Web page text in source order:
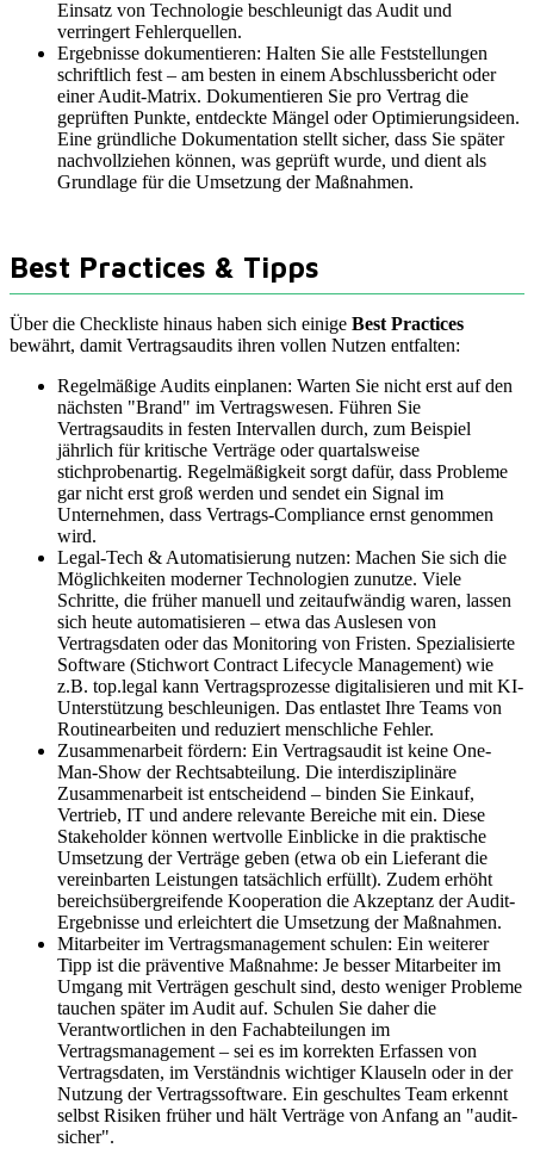
Einsatz von Technologie beschleunigt das Audit und
verringert Fehlerquellen.
Ergebnisse dokumentieren: Halten Sie alle Feststellungen
schriftlich fest – am besten in einem Abschlussbericht oder
einer Audit-Matrix. Dokumentieren Sie pro Vertrag die
geprüften Punkte, entdeckte Mängel oder Optimierungsideen.
Eine gründliche Dokumentation stellt sicher, dass Sie später
nachvollziehen können, was geprüft wurde, und dient als
Grundlage für die Umsetzung der Maßnahmen.
Best Practices & Tipps
Über die Checkliste hinaus haben sich einige Best Practices
bewährt, damit Vertragsaudits ihren vollen Nutzen entfalten:
Regelmäßige Audits einplanen: Warten Sie nicht erst auf den
nächsten "Brand" im Vertragswesen. Führen Sie
Vertragsaudits in festen Intervallen durch, zum Beispiel
jährlich für kritische Verträge oder quartalsweise
stichprobenartig. Regelmäßigkeit sorgt dafür, dass Probleme
gar nicht erst groß werden und sendet ein Signal im
Unternehmen, dass Vertrags-Compliance ernst genommen
wird.
Legal-Tech & Automatisierung nutzen: Machen Sie sich die
Möglichkeiten moderner Technologien zunutze. Viele
Schritte, die früher manuell und zeitaufwändig waren, lassen
sich heute automatisieren – etwa das Auslesen von
Vertragsdaten oder das Monitoring von Fristen. Spezialisierte
Software (Stichwort Contract Lifecycle Management) wie
z.B. top.legal kann Vertragsprozesse digitalisieren und mit KI-
Unterstützung beschleunigen. Das entlastet Ihre Teams von
Routinearbeiten und reduziert menschliche Fehler.
Zusammenarbeit fördern: Ein Vertragsaudit ist keine One-
Man-Show der Rechtsabteilung. Die interdisziplinäre
Zusammenarbeit ist entscheidend – binden Sie Einkauf,
Vertrieb, IT und andere relevante Bereiche mit ein. Diese
Stakeholder können wertvolle Einblicke in die praktische
Umsetzung der Verträge geben (etwa ob ein Lieferant die
vereinbarten Leistungen tatsächlich erfüllt). Zudem erhöht
bereichsübergreifende Kooperation die Akzeptanz der Audit-
Ergebnisse und erleichtert die Umsetzung der Maßnahmen.
Mitarbeiter im Vertragsmanagement schulen: Ein weiterer
Tipp ist die präventive Maßnahme: Je besser Mitarbeiter im
Umgang mit Verträgen geschult sind, desto weniger Probleme
tauchen später im Audit auf. Schulen Sie daher die
Verantwortlichen in den Fachabteilungen im
Vertragsmanagement – sei es im korrekten Erfassen von
Vertragsdaten, im Verständnis wichtiger Klauseln oder in der
Nutzung der Vertragssoftware. Ein geschultes Team erkennt
selbst Risiken früher und hält Verträge von Anfang an "audit-
sicher".